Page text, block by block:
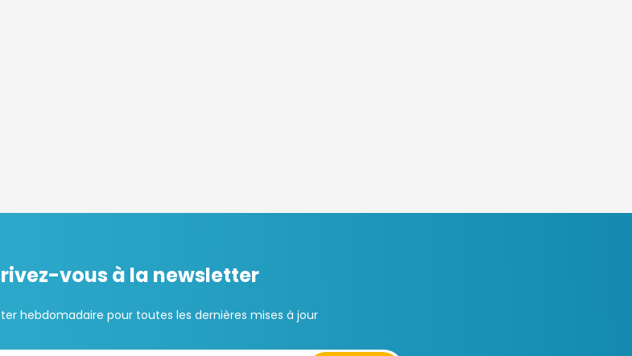
vous à la newsletter
hebdomadaire pour toutes les dernières mises à jour